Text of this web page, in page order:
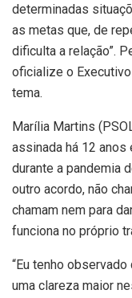
determinadas
as metas que, de
dificulta a relação”.
oficialize o
tema.
Marília Martins
assinada há 12
durante a pandemia
outro acordo, não
chamam nem para
funciona no próprio
“Eu tenho
uma clareza maior